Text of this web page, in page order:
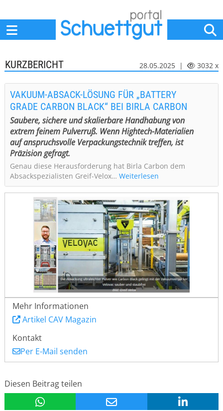
KURZBERICHT 28.05.2025 | 3032 x
VAKUUM-ABSACK-LÖSUNG FÜR „BATTERY
GRADE CARBON BLACK“ BEI BIRLA CARBON
Saubere, sichere und skalierbare Handhabung von
extrem feinem Pulverruß. Wenn Hightech-Materialien
auf anspruchsvolle Verpackungstechnik treffen, ist
Präzision gefragt.
Genau diese Herausforderung hat Birla Carbon dem
Absackspezialisten Greif-Velox… Weiterlesen
Mehr Informationen
Artikel CAV Magazin
Kontakt
Per E-Mail senden
Diesen Beitrag teilen